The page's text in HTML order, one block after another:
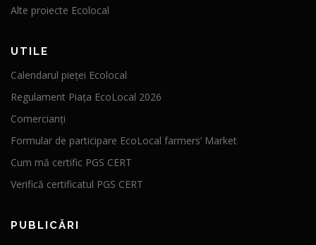
Alte proiecte Ecolocal
UTILE
Calendarul pieței Ecolocal
Regulament Piața EcoLocal 2026
Comercianți
Formular de participare EcoLocal farmers’ Market
Cum mă certific PGS CERT
Verifică certificatul PGS CERT
PUBLICĂRI